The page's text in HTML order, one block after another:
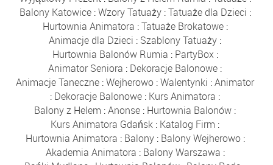
Balony Katowice:Wzory Tatuaży:Tatuaże dla Dzieci :
Hurtownia Animatora :Tatuaże Brokatowe:
Animacje dla Dzieci : Szablony Tatuaży :
Hurtownia Balonów Rumia : PartyBox:
Animator Seniora : Dekoracje Balonowe :
Animacje Taneczne :Wejherowo :Walentynki :Animator
: Dekoracje Balonowe : Kurs Animatora :
Balony z Helem :Anonse : Hurtownia Balonów :
Kurs Animatora Gdańsk : Katalog Firm :
Hurtownia Animatora : Balony: Balony Wejherowo:
Akademia Animatora : Balony Warszawa :